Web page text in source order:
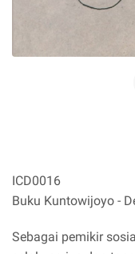
ICD0016
Buku Kuntowijoyo -
Sebagai pemikir